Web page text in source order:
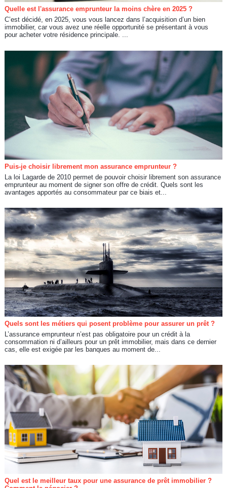
Quelle est l'assurance emprunteur la moins chère en 2025 ?
C’est décidé, en 2025, vous vous lancez dans l’acquisition d’un bien
immobilier, car vous avez une réelle opportunité se présentant à vous
pour acheter votre résidence principale. ...
Puis-je choisir librement mon assurance emprunteur ?
La loi Lagarde de 2010 permet de pouvoir choisir librement son assurance
emprunteur au moment de signer son offre de crédit. Quels sont les
avantages apportés au consommateur par ce biais et...
Quels sont les métiers qui posent problème pour assurer un prêt ?
L’assurance emprunteur n’est pas obligatoire pour un crédit à la
consommation ni d’ailleurs pour un prêt immobilier, mais dans ce dernier
cas, elle est exigée par les banques au moment de...
Quel est le meilleur taux pour une assurance de prêt immobilier ?